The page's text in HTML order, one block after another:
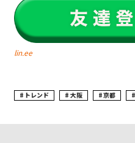
lin.ee
トレンド 大阪 京都